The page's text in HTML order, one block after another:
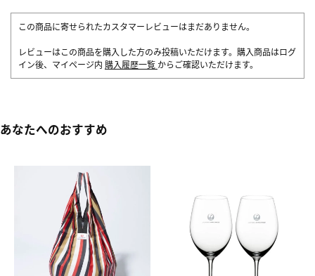
この商品に寄せられたカスタマーレビューはまだありません。
レビューはこの商品を購入した方のみ投稿いただけます。購入商品はログ
イン後、マイページ内 購入履歴一覧 からご確認いただけます。
あなたへのおすすめ